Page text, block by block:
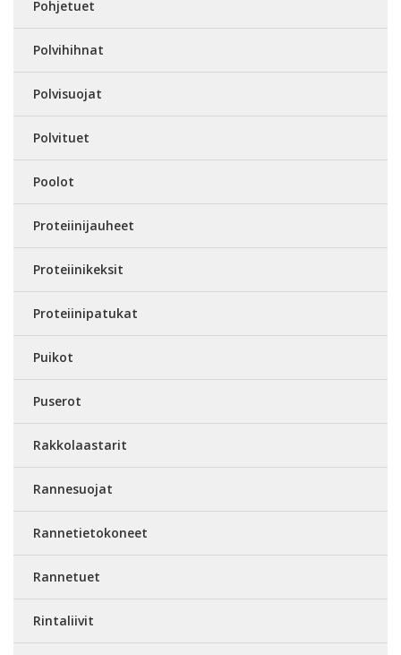
Pohjetuet
Polvihihnat
Polvisuojat
Polvituet
Poolot
Proteiinijauheet
Proteiinikeksit
Proteiinipatukat
Puikot
Puserot
Rakkolaastarit
Rannesuojat
Rannetietokoneet
Rannetuet
Rintaliivit